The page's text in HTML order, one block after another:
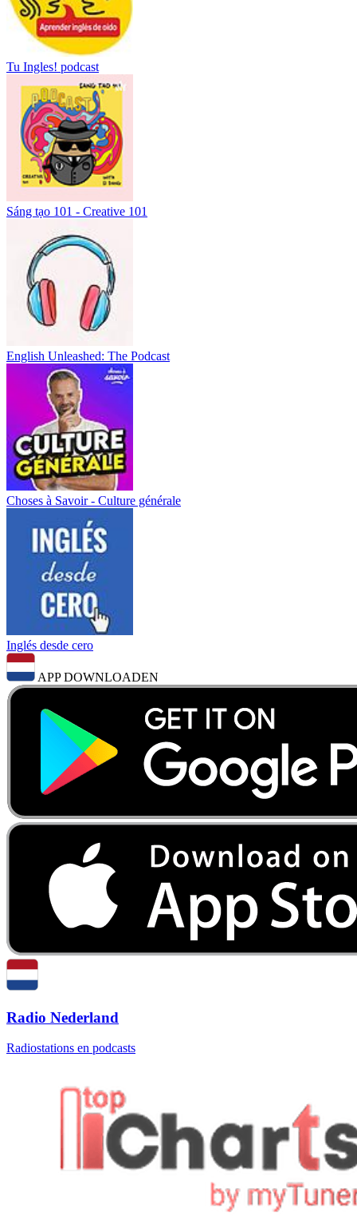
Tu Ingles! podcast
Sáng tạo 101 - Creative 101
English Unleashed: The Podcast
Choses à Savoir - Culture générale
Inglés desde cero
APP DOWNLOADEN
Radio Nederland
Radiostations en podcasts